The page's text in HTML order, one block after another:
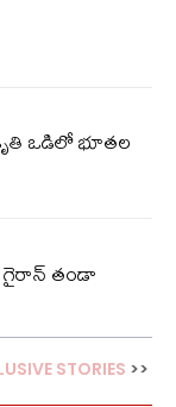
ఒడిలో భూతల
తండా
STORIES >>